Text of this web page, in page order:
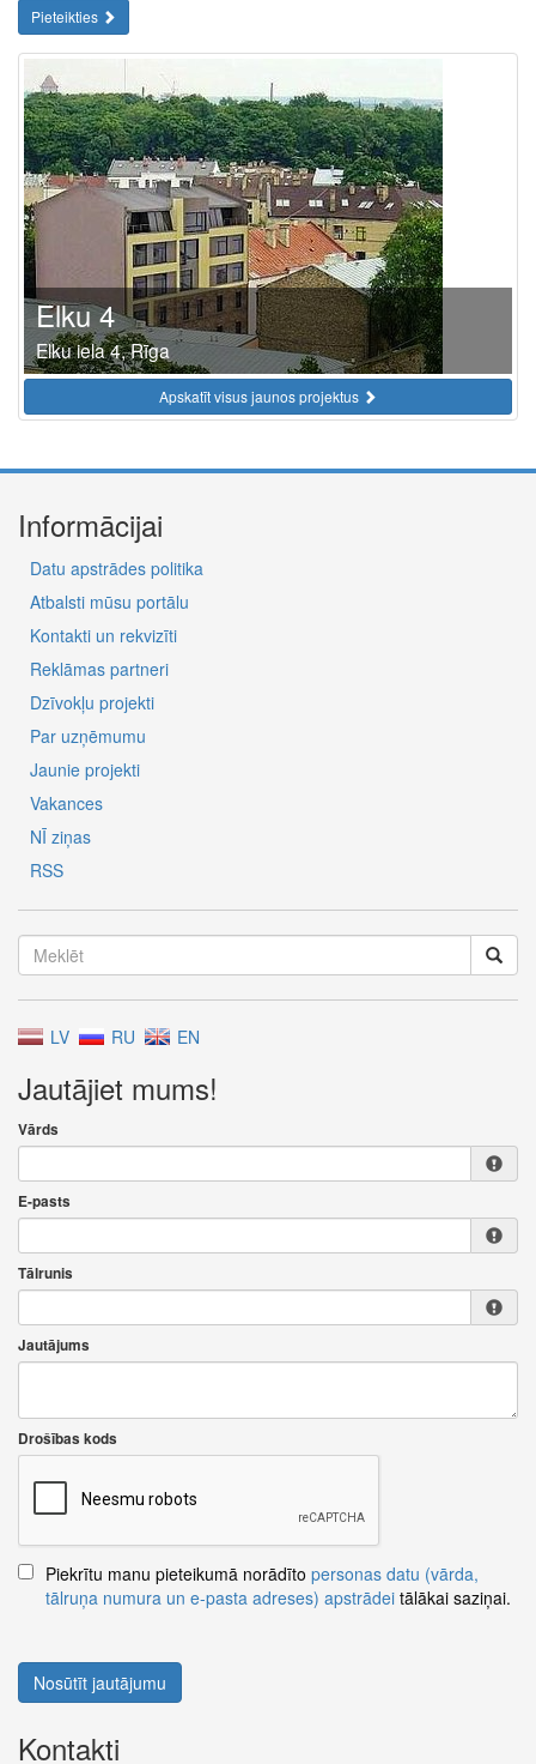
Pieteikties
Elku 4
Elku iela 4, Rīga
Apskatīt visus jaunos projektus
Informācijai
Datu apstrādes politika
Atbalsti mūsu portālu
Kontakti un rekvizīti
Reklāmas partneri
Dzīvokļu projekti
Par uzņēmumu
Jaunie projekti
Vakances
NĪ ziņas
RSS
LV RU EN
Jautājiet mums!
Vārds
E-pasts
Tālrunis
Jautājums
Drošības kods
Piekrītu manu pieteikumā norādīto personas datu (vārda,
tālruņa numura un e-pasta adreses) apstrādei tālākai saziņai.
Nosūtīt jautājumu
Kontakti